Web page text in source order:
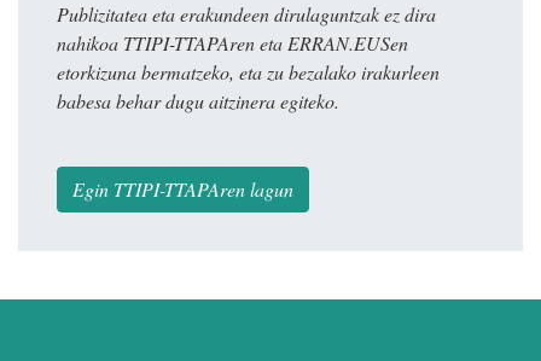
Publizitatea eta erakundeen dirulaguntzak ez dira
nahikoa TTIPI-TTAPAren eta ERRAN.EUSen
etorkizuna bermatzeko, eta zu bezalako irakurleen
babesa behar dugu aitzinera egiteko.
Egin TTIPI-TTAPAren lagun